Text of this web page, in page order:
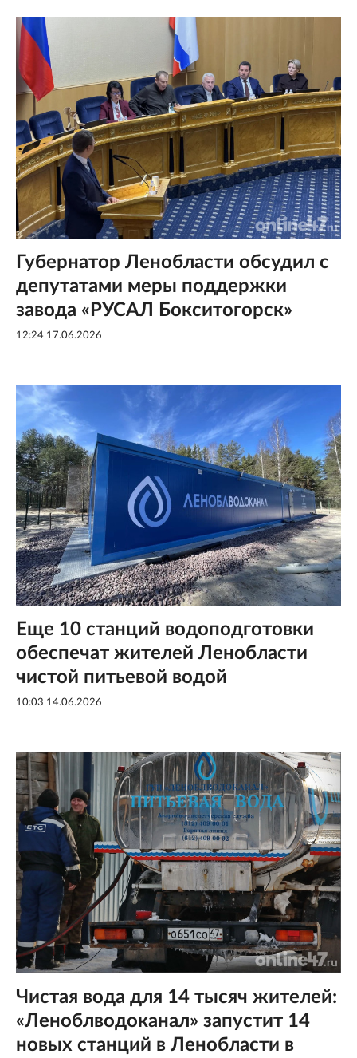
Губернатор Ленобласти обсудил с
депутатами меры поддержки
завода «РУСАЛ Бокситогорск»
12:24 17.06.2026
Еще 10 станций водоподготовки
обеспечат жителей Ленобласти
чистой питьевой водой
10:03 14.06.2026
Чистая вода для 14 тысяч жителей:
«Леноблводоканал» запустит 14
новых станций в Ленобласти в